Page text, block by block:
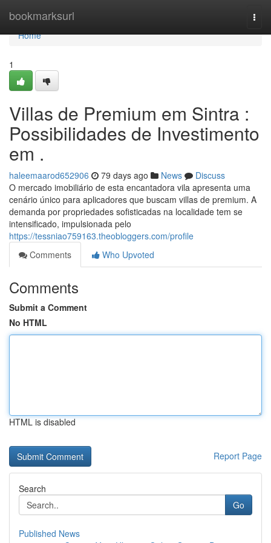
bookmarksurl
Home
Home
1
Villas de Premium em Sintra :
Possibilidades de Investimento
em .
haleemaarod652906 79 days ago News
Discuss
O mercado imobiliário de esta encantadora vila apresenta uma
cenário único para aplicadores que buscam villas de premium. A
demanda por propriedades sofisticadas na localidade tem se
intensificado, impulsionada pelo
https://tessniao759163.theobloggers.com/profile
Comments
Who Upvoted
Comments
Submit a Comment
No HTML
HTML is disabled
Report Page
Search
Go
Published News